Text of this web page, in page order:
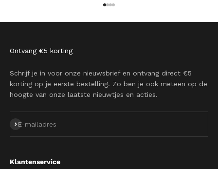
Ontvang €5 korting
Schrijf je in voor onze nieuwsbrief en ontvang direct €5
korting op je eerste bestelling. Zo ben je ook meteen op de
hoogte van onze laatste nieuwtjes en acties.
E-mailadres
Abonneren
Klantenservice